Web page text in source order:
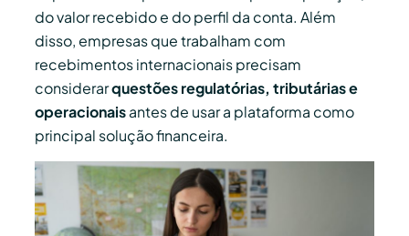
do valor recebido e do perfil da conta. Além
disso, empresas que trabalham com
recebimentos internacionais precisam
considerarquestões regulatórias, tributárias e
operacionaisantes de usar a plataforma como
principal solução financeira.